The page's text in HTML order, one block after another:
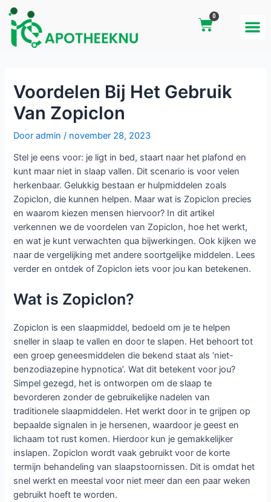
0
Voordelen Bij Het Gebruik
Van Zopiclon
Dooradmin / november 28, 2023
Stel je eens voor: je ligt in bed, staart naar het plafond en
kunt maar niet in slaap vallen. Dit scenario is voor velen
herkenbaar. Gelukkig bestaan er hulpmiddelen zoals
Zopiclon, die kunnen helpen. Maar wat is Zopiclon precies
en waarom kiezen mensen hiervoor? In dit artikel
verkennen we de voordelen van Zopiclon, hoe het werkt,
en wat je kunt verwachten qua bijwerkingen. Ook kijken we
naar de vergelijking met andere soortgelijke middelen. Lees
verder en ontdek of Zopiclon iets voor jou kan betekenen.
Wat is Zopiclon?
Zopiclon is een slaapmiddel, bedoeld om je te helpen
sneller in slaap te vallen en door te slapen. Het behoort tot
een groep geneesmiddelen die bekend staat als ‘niet-
benzodiazepine hypnotica’. Wat dit betekent voor jou?
Simpel gezegd, het is ontworpen om de slaap te
bevorderen zonder de gebruikelijke nadelen van
traditionele slaapmiddelen. Het werkt door in te grijpen op
bepaalde signalen in je hersenen, waardoor je geest en
lichaam tot rust komen. Hierdoor kun je gemakkelijker
inslapen. Zopiclon wordt vaak gebruikt voor de korte
termijn behandeling van slaapstoornissen. Dit is omdat het
snel werkt en meestal voor niet meer dan een paar weken
gebruikt hoeft te worden.